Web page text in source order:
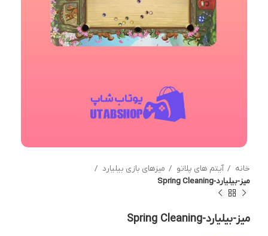
خانه آیتم های پلاتو
میزهای بازی بیلیارد
میز-بیلیارد-Spring Cleaning
میز-بیلیارد-Spring Cleaning